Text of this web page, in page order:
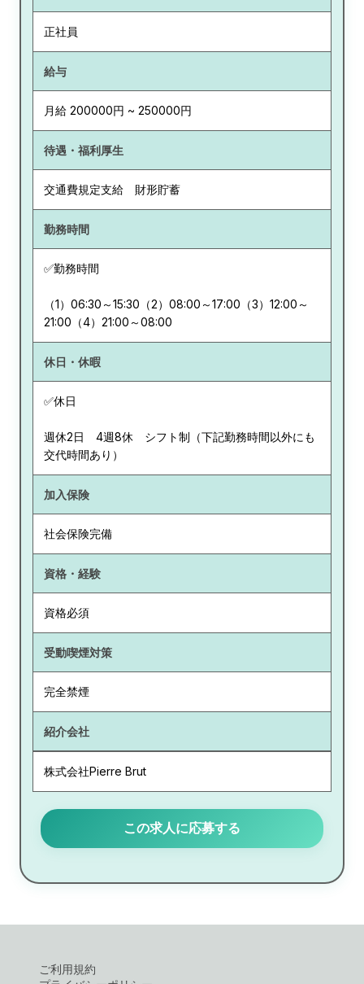
正社員
給与
月給 200000円 ~ 250000円
待遇・福利厚生
交通費規定支給 財形貯蓄
勤務時間
✅勤務時間
（1）06:30～15:30（2）08:00～17:00（3）12:00～
21:00（4）21:00～08:00
休日・休暇
✅休日
週休2日 4週8休 シフト制（下記勤務時間以外にも
交代時間あり）
加入保険
社会保険完備
資格・経験
資格必須
受動喫煙対策
完全禁煙
紹介会社
株式会社Pierre Brut
この求人に応募する
ご利用規約